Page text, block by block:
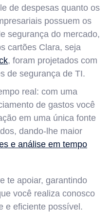
de despesas quanto os
possuem os
segurança do mercado,
cartões Clara, seja
, foram projetados com
de segurança de TI.
real: com uma
de gastos você
em uma única fonte
dando-lhe maior
e análise em tempo
te apoiar, garantindo
você realiza conosco
e eficiente possível.